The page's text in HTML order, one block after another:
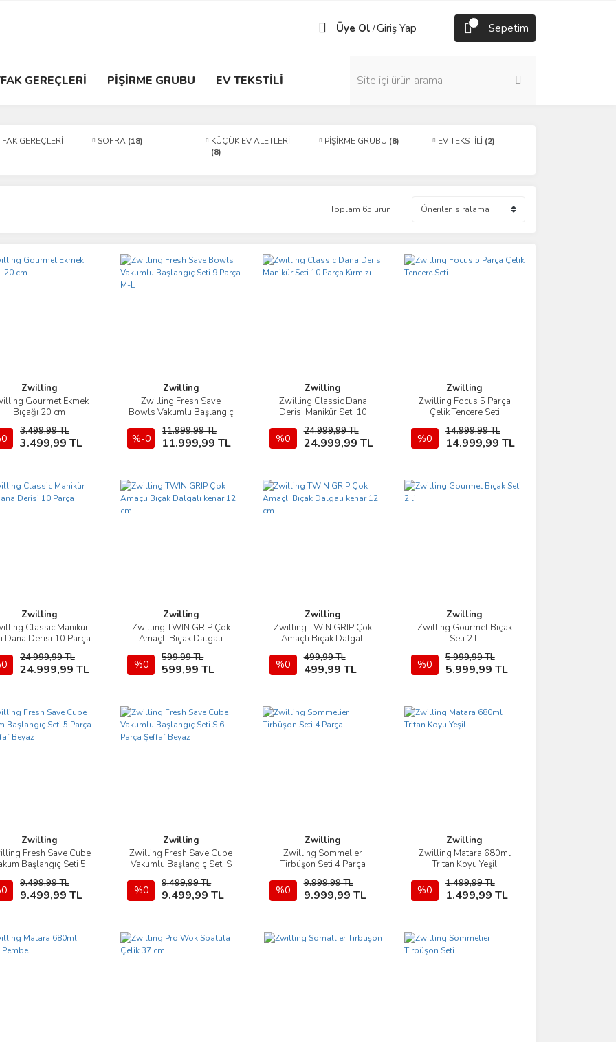
Üye Ol /Giriş Yap Sepetim
GEREÇLERİ PİŞİRME GRUBU EV TEKSTİLİ
GEREÇLERİ SOFRA (18)
KÜÇÜK EV ALETLERİ
(8)
PİŞİRME GRUBU (8) EV TEKSTİLİ (2)
Toplam 65 ürün
Zwilling
Gourmet Ekmek
Bıçağı 20 cm
3.499,99 TL
3.499,99 TL
İncele
Sepete Ekle
Zwilling
Zwilling Fresh Save
Bowls Vakumlu Başlangıç
%-0
11.999,99 TL
11.999,99 TL
İncele
Sepete Ekle
Zwilling
Zwilling Classic Dana
Derisi Manikür Seti 10
%0
24.999,99 TL
24.999,99 TL
İncele
Sepete Ekle
Zwilling
Zwilling Focus 5 Parça
Çelik Tencere Seti
%0
14.999,99 TL
14.999,99 TL
İncele
Sepete Ekle
Zwilling
Classic Manikür
Dana Derisi 10 Parça
24.999,99 TL
24.999,99 TL
İncele
Sepete Ekle
Zwilling
Zwilling TWIN GRIP Çok
Amaçlı Bıçak Dalgalı
%0
599,99 TL
599,99 TL
İncele
Sepete Ekle
Zwilling
Zwilling TWIN GRIP Çok
Amaçlı Bıçak Dalgalı
%0
499,99 TL
499,99 TL
İncele
Sepete Ekle
Zwilling
Zwilling Gourmet Bıçak
Seti 2 li
%0
5.999,99 TL
5.999,99 TL
İncele
Sepete Ekle
Zwilling
Fresh Save Cube
Başlangıç Seti 5
9.499,99 TL
9.499,99 TL
İncele
Sepete Ekle
Zwilling
Zwilling Fresh Save Cube
Vakumlu Başlangıç Seti S
%0
9.499,99 TL
9.499,99 TL
İncele
Sepete Ekle
Zwilling
Zwilling Sommelier
Tirbüşon Seti 4 Parça
%0
9.999,99 TL
9.999,99 TL
İncele
Sepete Ekle
Zwilling
Zwilling Matara 680ml
Tritan Koyu Yeşil
%0
1.499,99 TL
1.499,99 TL
İncele
Sepete Ekle